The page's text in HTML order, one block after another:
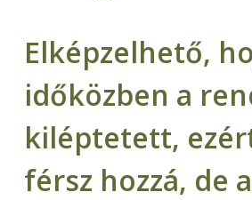
Elképzelhető,
időközben a
kiléptetett,
férsz hozzá, de